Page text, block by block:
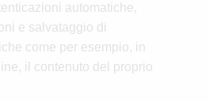
automatiche,
e salvataggio di
come per esempio, in
il contenuto del proprio